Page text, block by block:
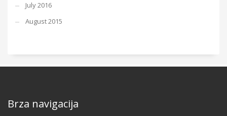
July 2016
August 2015
Brza navigacija